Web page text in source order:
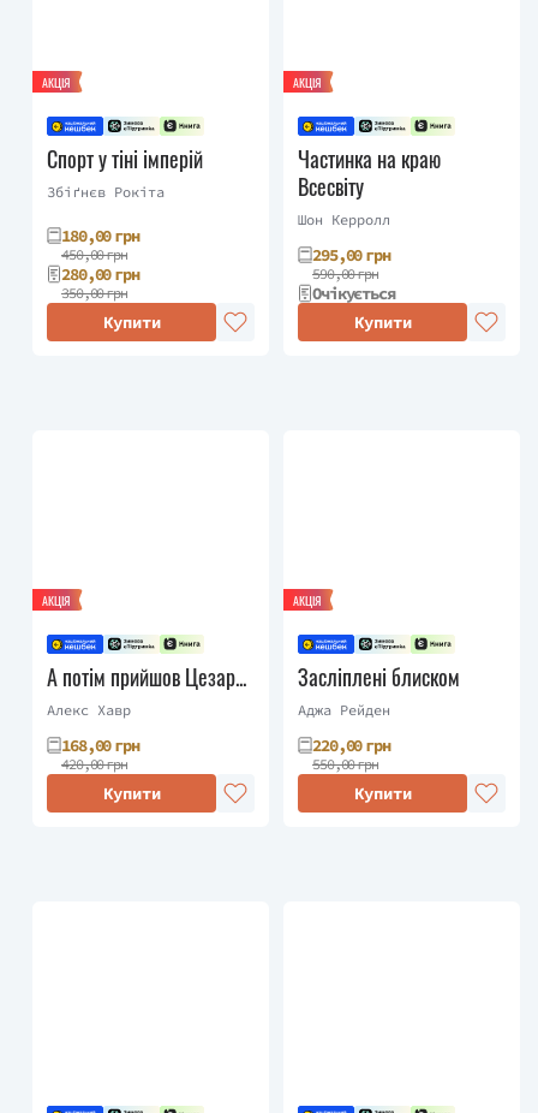
АКЦІЯ
Спорт у тіні імперій
Збіґнєв Рокіта
180,00 грн
450,00 грн
280,00 грн
350,00 грн
Купити
АКЦІЯ
Частинка на краю
Всесвіту
Шон Керролл
295,00 грн
590,00 грн
Очікується
Купити
АКЦІЯ
А потім прийшов Цезар...
Алекс Хавр
168,00 грн
420,00 грн
Купити
АКЦІЯ
Засліплені блиском
Аджа Рейден
220,00 грн
550,00 грн
Купити